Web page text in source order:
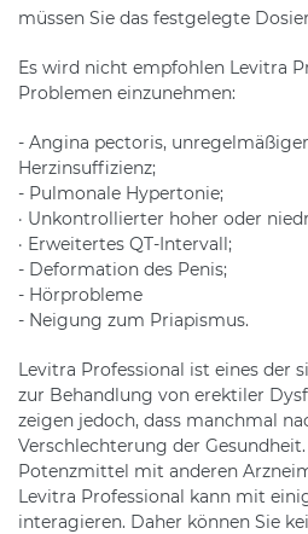
müssen Sie das festgelegte
Es wird nicht empfohlen Levitra
Problemen einzunehmen:
- Angina pectoris,
Herzinsuffizienz;
- Pulmonale Hypertonie;
· Unkontrollierter hoher oder
· Erweitertes QT-Intervall;
- Deformation des Penis;
- Hörprobleme
- Neigung zum Priapismus.
Levitra Professional ist eines der
zur Behandlung von erektiler
zeigen jedoch, dass manchmal
Verschlechterung der
Potenzmittel mit anderen
Levitra Professional kann mit
interagieren. Daher können Sie